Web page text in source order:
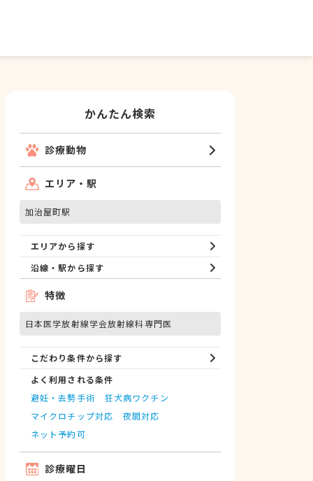
かんたん検索
診療動物
エリア・駅
加治屋町駅
エリアから探す
沿線・駅から探す
特徴
日本医学放射線学会放射線科専門医
こだわり条件から探す
よく利用される条件
避妊・去勢手術
狂犬病ワクチン
マイクロチップ対応
夜間対応
ネット予約可
診療曜日